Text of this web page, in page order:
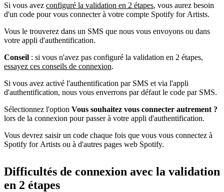
Si vous avez configuré la validation en 2 étapes, vous aurez besoin
d'un code pour vous connecter à votre compte Spotify for Artists.
Vous le trouverez dans un SMS que nous vous envoyons ou dans
votre appli d'authentification.
Conseil : si vous n'avez pas configuré la validation en 2 étapes,
essayez ces conseils de connexion.
Si vous avez activé l'authentification par SMS et via l'appli
d'authentification, nous vous enverrons par défaut le code par SMS.
Sélectionnez l'option Vous souhaitez vous connecter autrement ?
lors de la connexion pour passer à votre appli d'authentification.
Vous devrez saisir un code chaque fois que vous vous connectez à
Spotify for Artists ou à d'autres pages web Spotify.
Difficultés de connexion avec la validation
en 2 étapes